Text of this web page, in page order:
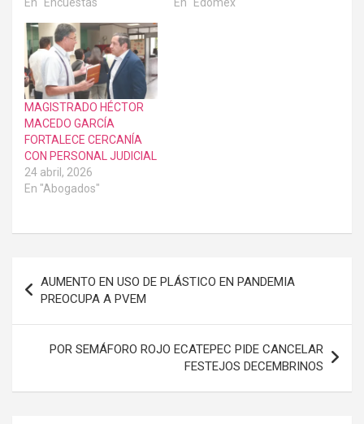
En "Encuestas" En "Edoméx"
MAGISTRADO HÉCTOR
MACEDO GARCÍA
FORTALECE CERCANÍA
CON PERSONAL JUDICIAL
24 abril, 2026
En "Abogados"
de
entradas
AUMENTO EN USO DE PLÁSTICO EN PANDEMIA
PREOCUPA A PVEM
POR SEMÁFORO ROJO ECATEPEC PIDE CANCELAR
FESTEJOS DECEMBRINOS